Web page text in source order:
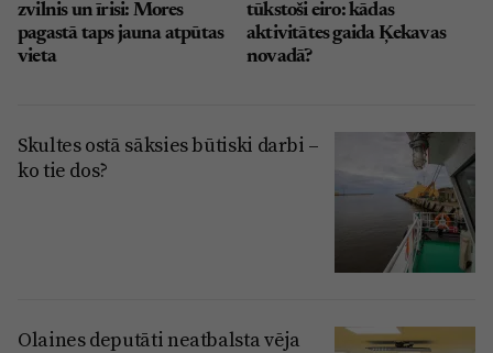
zvilnis un īrisi: Mores
pagastā taps jauna atpūtas
vieta
tūkstoši eiro: kādas
aktivitātes gaida Ķekavas
novadā?
Skultes ostā sāksies būtiski darbi –
ko tie dos?
Olaines deputāti neatbalsta vēja